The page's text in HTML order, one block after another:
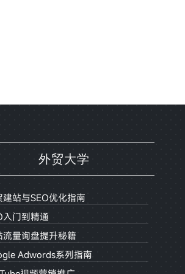
外贸大学
建站与SEO优化指南
入门到精通
流量询盘提升秘籍
Adwords系列指南